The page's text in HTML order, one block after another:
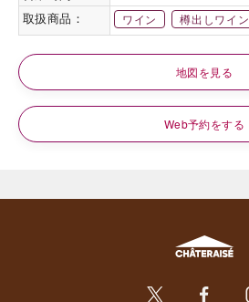
取扱商品：
ワイン 樽出しワイン
地図を見る
Web予約をする